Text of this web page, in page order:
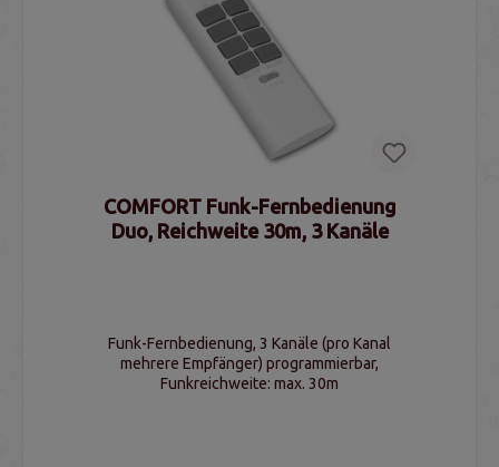
COMFORT Funk-Fernbedienung
Duo, Reichweite 30m, 3 Kanäle
Funk-Fernbedienung, 3 Kanäle (pro Kanal
mehrere Empfänger) programmierbar,
Funkreichweite: max. 30m